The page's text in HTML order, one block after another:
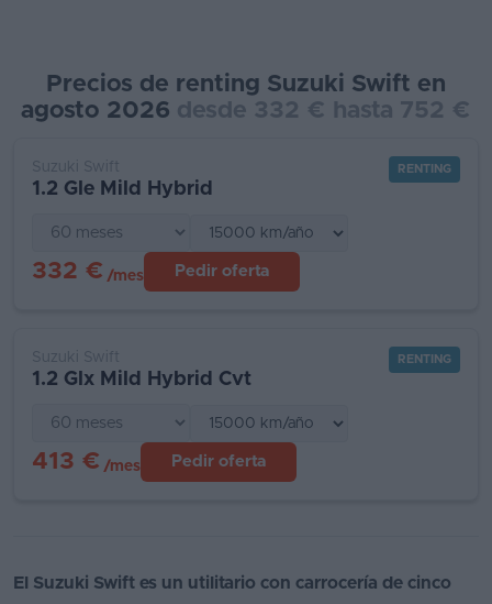
Precios de renting Suzuki Swift en
agosto 2026 desde 332 € hasta 752 €
Suzuki Swift
1.2 Gle Mild Hybrid
RENTING
332 € /mes Pedir oferta
Suzuki Swift
1.2 Glx Mild Hybrid Cvt
RENTING
413 € /mes Pedir oferta
El Suzuki Swift es un utilitario con carrocería de cinco